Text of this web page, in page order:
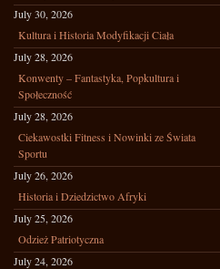
July 30, 2026
Kultura i Historia Modyfikacji Ciała
July 28, 2026
Konwenty – Fantastyka, Popkultura i
Społeczność
July 28, 2026
Ciekawostki Fitness i Nowinki ze Świata
Sportu
July 26, 2026
Historia i Dziedzictwo Afryki
July 25, 2026
Odzież Patriotyczna
July 24, 2026